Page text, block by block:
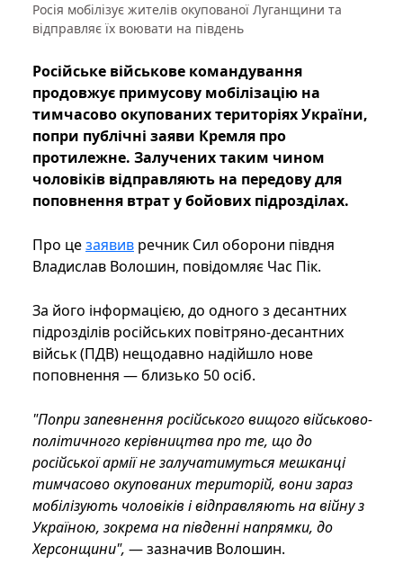
Росія мобілізує жителів окупованої Луганщини та
відправляє їх воювати на південь
Російське військове командування
продовжує примусову мобілізацію на
тимчасово окупованих територіях України,
попри публічні заяви Кремля про
протилежне. Залучених таким чином
чоловіків відправляють на передову для
поповнення втрат у бойових підрозділах.
Про цезаявив речник Сил оборони півдня
Владислав Волошин, повідомляє Час Пік.
За його інформацією, до одного з десантних
підрозділів російських повітряно-десантних
військ (ПДВ) нещодавно надійшло нове
поповнення — близько 50 осіб.
"Попри запевнення російського вищого військово-
політичного керівництва про те, що до
російської армії не залучатимуться мешканці
тимчасово окупованих територій, вони зараз
мобілізують чоловіків і відправляють на війну з
Україною, зокрема на південні напрямки, до
Херсонщини", — зазначив Волошин.